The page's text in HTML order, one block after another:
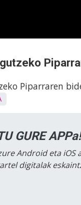
Piparraren
GURE APPa!
Android eta
digitalak